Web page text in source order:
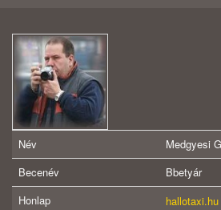
Név
Medgyesi
Becenév
Bbetyár
Honlap
hallotaxi.hu